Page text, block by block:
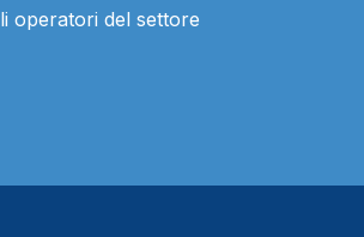
operatori del settore